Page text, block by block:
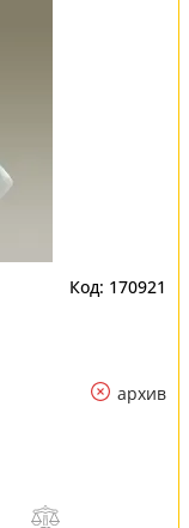
170921
архив